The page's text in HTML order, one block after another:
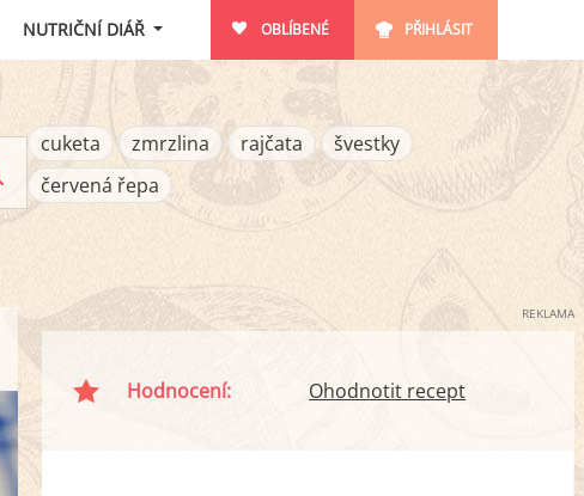
NUTRIČNÍ DIÁŘ OBLÍBENÉ PŘIHLÁSIT
cuketa
zmrzlina rajčata
švestky
červená řepa
REKLAMA
Hodnocení: Ohodnotit recept